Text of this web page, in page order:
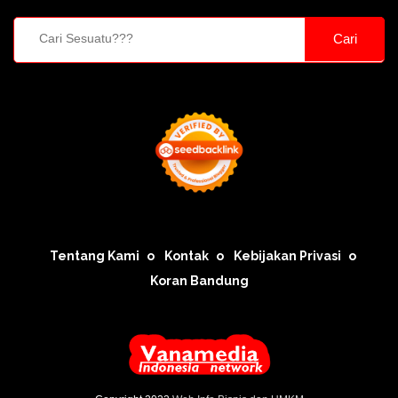
Cari
Tentang Kami Kontak
Kebijakan Privasi
Koran Bandung